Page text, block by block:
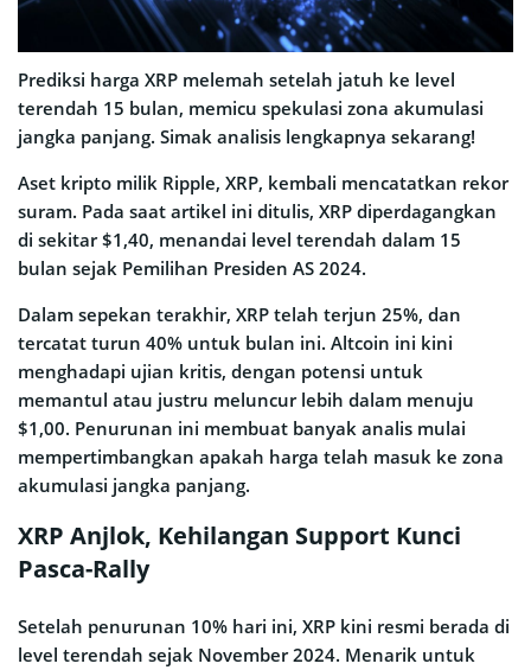
Prediksi harga XRP melemah setelah jatuh ke level
terendah 15 bulan, memicu spekulasi zona akumulasi
jangka panjang. Simak analisis lengkapnya sekarang!
Aset kripto milik Ripple, XRP, kembali mencatatkan rekor
suram. Pada saat artikel ini ditulis, XRP diperdagangkan
di sekitar $1,40, menandai level terendah dalam 15
bulan sejak Pemilihan Presiden AS 2024.
Dalam sepekan terakhir, XRP telah terjun 25%, dan
tercatat turun 40% untuk bulan ini. Altcoin ini kini
menghadapi ujian kritis, dengan potensi untuk
memantul atau justru meluncur lebih dalam menuju
$1,00. Penurunan ini membuat banyak analis mulai
mempertimbangkan apakah harga telah masuk ke zona
akumulasi jangka panjang.
XRP Anjlok, Kehilangan Support Kunci
Pasca-Rally
Setelah penurunan 10% hari ini, XRP kini resmi berada di
level terendah sejak November 2024. Menarik untuk